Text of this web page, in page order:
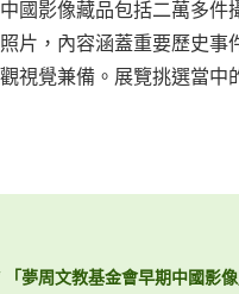
國影像藏品包括二萬多件
片，內容涵蓋重要歷史事
視覺兼備。展覽挑選當中
「夢周文教基金會早期中國影